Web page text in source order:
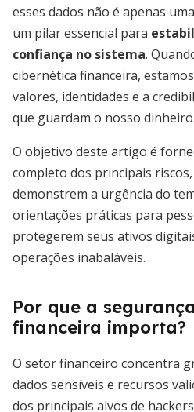
esses dados não é apenas
um pilar essencial para
confiança no sistema.
cibernética financeira,
valores, identidades e a
que guardam o nosso dinheiro.
O objetivo deste artigo é
completo dos principais
demonstrem a urgência do
orientações práticas para
protegerem seus ativos
operações inabaláveis.
Por que a
financeira importa?
O setor financeiro concentra
dados sensíveis e recursos
dos principais alvos de